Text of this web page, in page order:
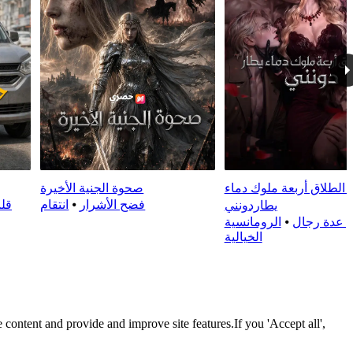
صحوة الجنية الأخيرة
فضح الأشرار ⦁ انتقام
الطلاق أربعة ملوك دماء
يطاردونني
عدة رجال ⦁ الرومانسية
الخيالية
and provide and improve site features.If you 'Accept all',